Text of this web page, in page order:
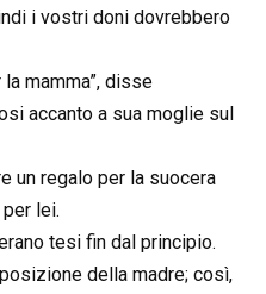
i vostri doni dovrebbero
mamma”, disse
accanto a sua moglie sul
un regalo per la suocera
lei.
tesi fin dal principio.
della madre; così,